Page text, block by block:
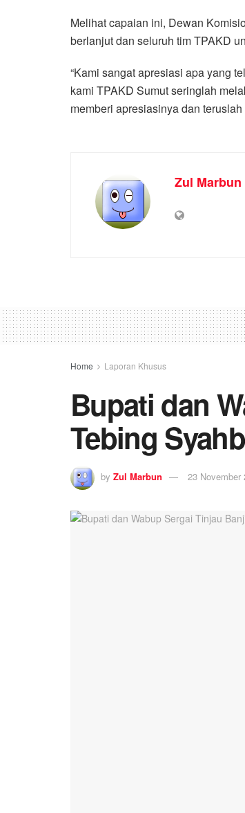
Melihat capaian ini, Dewan
berlanjut dan seluruh tim TPAKD
“Kami sangat apresiasi apa yang
kami TPAKD Sumut seringlah
memberi apresiasinya dan
Zul Marbun
Home Laporan Khusus
Bupati dan
Tebing
by Zul Marbun 23 November